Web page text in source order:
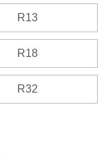
R13
R18
R32